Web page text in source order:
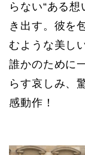
らない“ある
き出す。彼を
むような美し
誰かのために
らす哀しみ、
感動作！